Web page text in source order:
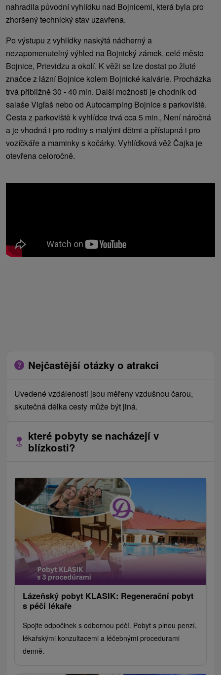
nahradila původní vyhlídku nad Bojnicemi, která byla pro
zhoršený technický stav uzavřena.
Po výstupu z vyhlídky naskýtá nádherný a
nezapomenutelný výhled na Bojnický zámek, celé město
Bojnice, Prievidzu a okolí. K věži se lze dostat po žluté
značce z lázní Bojnice kolem Bojnické kalvárie. Procházka
trvá přibližně 30 - 40 min. Další možností je chodník od
salaše Vigľaš nebo od Autocamping Bojnice s parkoviště.
Cesta z parkoviště k vyhlídce trvá cca 5 min., Není náročná
a je vhodná i pro rodiny s malými dětmi a přístupná i pro
vozíčkáře a maminky s kočárky. Vyhlídková věž Čajka je
otevřena celoročně.
Nejčastější otázky o atrakci
Uvedené vzdálenosti jsou měřeny vzdušnou čarou,
skutečná délka cesty může být jiná.
které pobyty se nacházejí v
blízkosti?
Lázeňský pobyt KLASIK: Regenerační pobyt
s péčí lékaře
Spojte odpočinek s odbornou péčí. Pobyt s plnou penzí,
lékařskými konzultacemi a léčebnými procedurami
denně.